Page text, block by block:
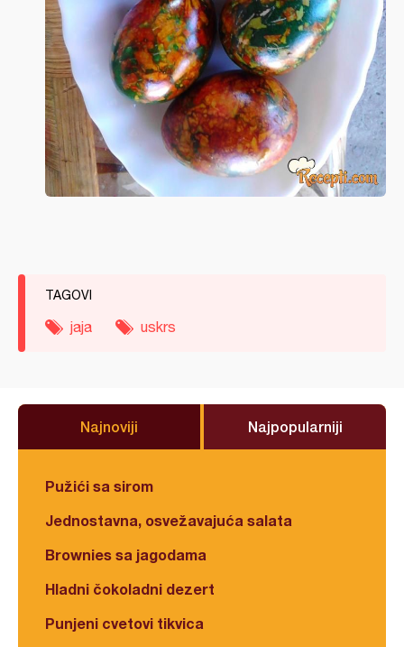
TAGOVI
jaja uskrs
Najnoviji Najpopularniji
Pužići sa sirom
Jednostavna, osvežavajuća salata
Brownies sa jagodama
Hladni čokoladni dezert
Punjeni cvetovi tikvica